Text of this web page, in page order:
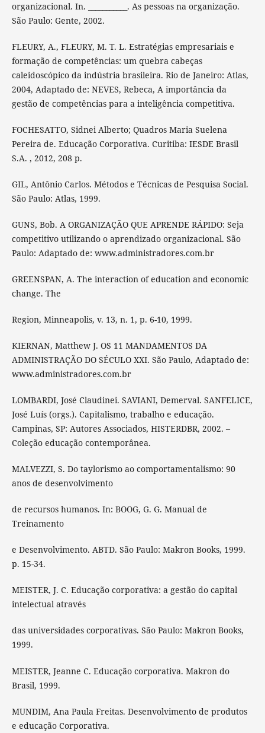
organizacional. In. ___________. As pessoas na organização.
São Paulo: Gente, 2002.
FLEURY, A., FLEURY, M. T. L. Estratégias empresariais e
formação de competências: um quebra cabeças
caleidoscópico da indústria brasileira. Rio de Janeiro: Atlas,
2004, Adaptado de: NEVES, Rebeca, A importância da
gestão de competências para a inteligência competitiva.
FOCHESATTO, Sidnei Alberto; Quadros Maria Suelena
Pereira de. Educação Corporativa. Curitiba: IESDE Brasil
S.A. , 2012, 208 p.
GIL, Antônio Carlos. Métodos e Técnicas de Pesquisa Social.
São Paulo: Atlas, 1999.
GUNS, Bob. A ORGANIZAÇÃO QUE APRENDE RÁPIDO: Seja
competitivo utilizando o aprendizado organizacional. São
Paulo: Adaptado de: www.administradores.com.br
GREENSPAN, A. The interaction of education and economic
change. The
Region, Minneapolis, v. 13, n. 1, p. 6-10, 1999.
KIERNAN, Matthew J. OS 11 MANDAMENTOS DA
ADMINISTRAÇÃO DO SÉCULO XXI. São Paulo, Adaptado de:
www.administradores.com.br
LOMBARDI, José Claudinei. SAVIANI, Demerval. SANFELICE,
José Luís (orgs.). Capitalismo, trabalho e educação.
Campinas, SP: Autores Associados, HISTERDBR, 2002. –
Coleção educação contemporânea.
MALVEZZI, S. Do taylorismo ao comportamentalismo: 90
anos de desenvolvimento
de recursos humanos. In: BOOG, G. G. Manual de
Treinamento
e Desenvolvimento. ABTD. São Paulo: Makron Books, 1999.
p. 15-34.
MEISTER, J. C. Educação corporativa: a gestão do capital
intelectual através
das universidades corporativas. São Paulo: Makron Books,
1999.
MEISTER, Jeanne C. Educação corporativa. Makron do
Brasil, 1999.
MUNDIM, Ana Paula Freitas. Desenvolvimento de produtos
e educação Corporativa.